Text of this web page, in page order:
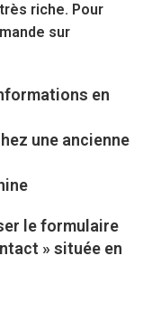
riche. Pour
sur
en
une ancienne
le formulaire
» située en